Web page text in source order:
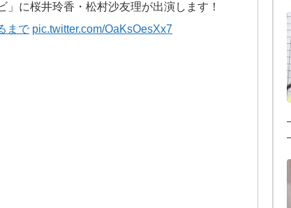
に桜井玲香・松村沙友理が出演します！
まで pic.twitter.com/OaKsOesXx7